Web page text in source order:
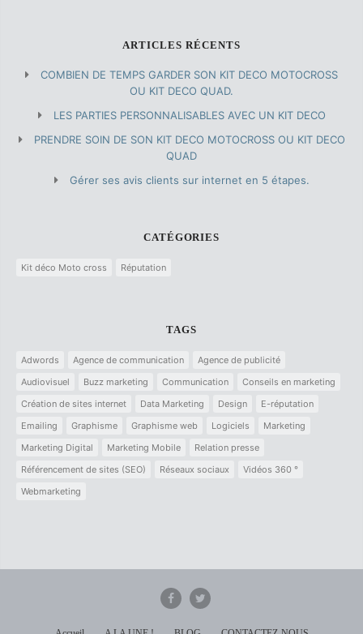
ARTICLES RÉCENTS
COMBIEN DE TEMPS GARDER SON KIT DECO MOTOCROSS
OU KIT DECO QUAD.
LES PARTIES PERSONNALISABLES AVEC UN KIT DECO
PRENDRE SOIN DE SON KIT DECO MOTOCROSS OU KIT DECO
QUAD
Gérer ses avis clients sur internet en 5 étapes.
CATÉGORIES
Kit déco Moto cross Réputation
TAGS
Adwords Agence de communication
Agence de publicité
Audiovisuel
Buzz marketing Communication
Conseils en marketing
Création de sites internet
Data Marketing Design
E-réputation
Emailing
Graphisme Graphisme web Logiciels
Marketing
Marketing Digital
Marketing Mobile
Relation presse
Référencement de sites (SEO)
Réseaux sociaux
Vidéos 360 °
Webmarketing